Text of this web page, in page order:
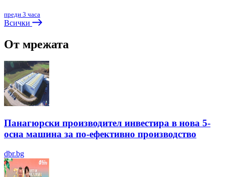
преди 3 часа
Всички
От мрежата
Панагюрски производител инвестира в нова 5-
осна машина за по-ефективно производство
dbr.bg